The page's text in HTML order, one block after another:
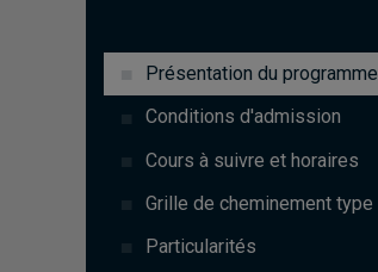
Présentation du programme
Conditions d'admission
Cours à suivre et horaires
Grille de cheminement type
Particularités